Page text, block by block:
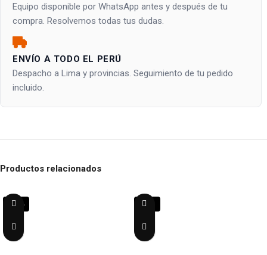
Equipo disponible por WhatsApp antes y después de tu
compra. Resolvemos todas tus dudas.
ENVÍO A TODO EL PERÚ
Despacho a Lima y provincias. Seguimiento de tu pedido
incluido.
Productos relacionados
-23% -32%